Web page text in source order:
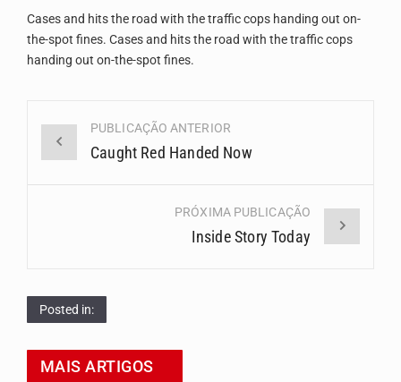
Cases and hits the road with the traffic cops handing out on-
the-spot fines. Cases and hits the road with the traffic cops
handing out on-the-spot fines.
(Posts)
PUBLICAÇÃO ANTERIOR
Caught Red Handed Now
PRÓXIMA PUBLICAÇÃO
Inside Story Today
Posted in:
MAIS ARTIGOS